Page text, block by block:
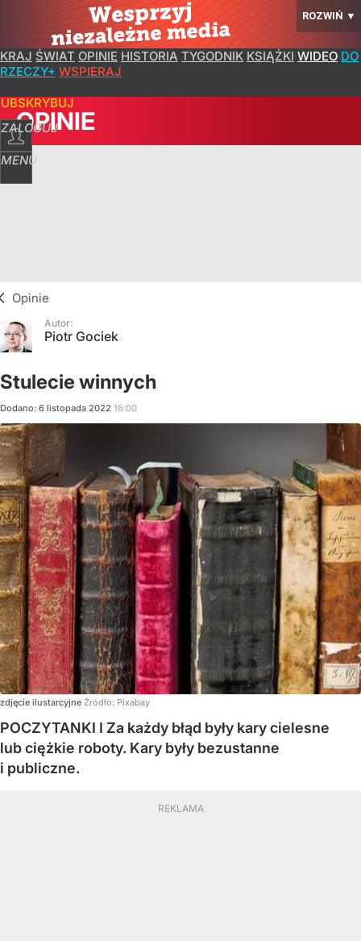
ROZWIŃ ▼
KRAJ ŚWIAT OPINIE HISTORIA TYGODNIK KSIĄŻKI WIDEO DO
RZECZY+ WSPIERAJ
ZALOGUJ
MENU
OPINIE
Opinie
Autor:
Piotr Gociek
Stulecie winnych
Dodano: 6 listopada 2022 16:00
zdjęcie ilustarcyjne Źródło: Pixabay
POCZYTANKI I Za każdy błąd były kary cielesne
lub ciężkie roboty. Kary były bezustanne
i publiczne.